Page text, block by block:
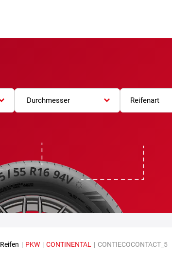
Durchmesser Reifenart
Reifen | PKW | CONTINENTAL | CONTIECOCONTACT_5